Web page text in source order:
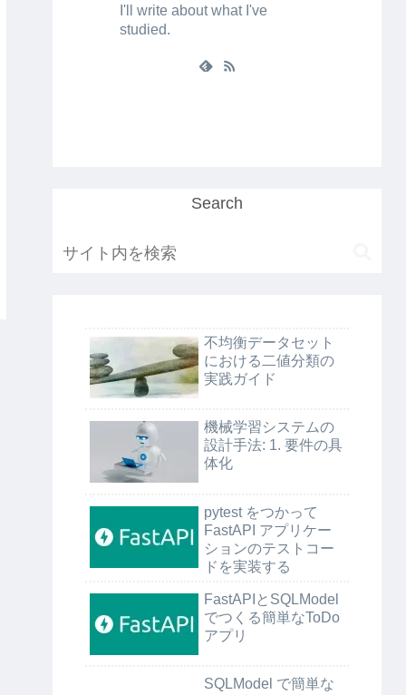
I'll write about what I've
studied.
Search
不均衡データセット
における二値分類の
実践ガイド
機械学習システムの
設計手法: 1. 要件の具
体化
pytest をつかって
FastAPI アプリケー
ションのテストコー
ドを実装する
FastAPIとSQLModel
でつくる簡単なToDo
アプリ
SQLModel で簡単な